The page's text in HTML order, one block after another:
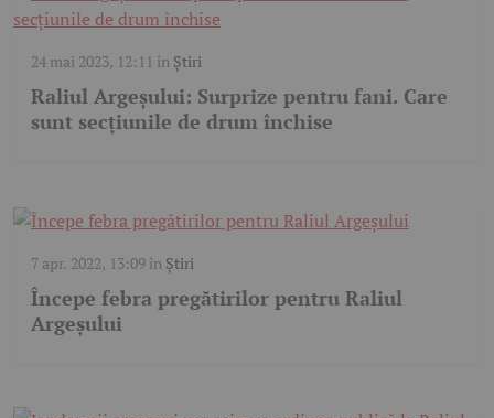
24 mai 2023, 12:11 în Știri
Raliul Argeșului: Surprize pentru fani. Care
sunt secțiunile de drum închise
7 apr. 2022, 13:09 în Știri
Începe febra pregătirilor pentru Raliul
Argeşului